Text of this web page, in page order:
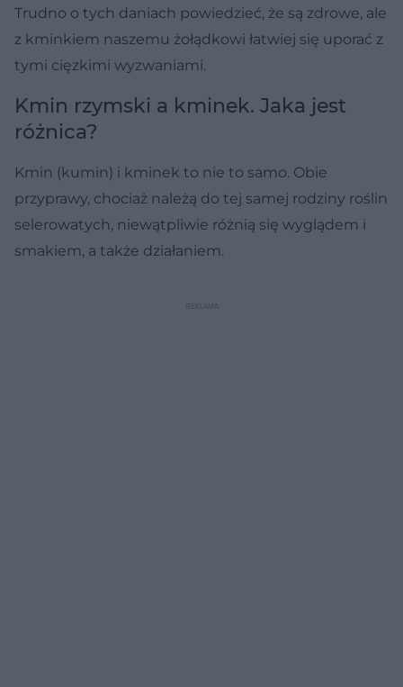
Trudno o tych daniach powiedzieć, że są zdrowe, ale
z kminkiem naszemu żołądkowi łatwiej się uporać z
tymi cięzkimi wyzwaniami.
Kmin rzymski a kminek. Jaka jest
różnica?
Kmin (kumin) i kminek to nie to samo. Obie
przyprawy, chociaż należą do tej samej rodziny roślin
selerowatych, niewątpliwie różnią się wyglądem i
smakiem, a także działaniem.